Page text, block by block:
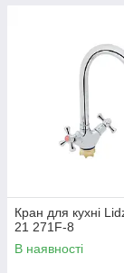
Кран для кухні
21 271F-8
В наявності